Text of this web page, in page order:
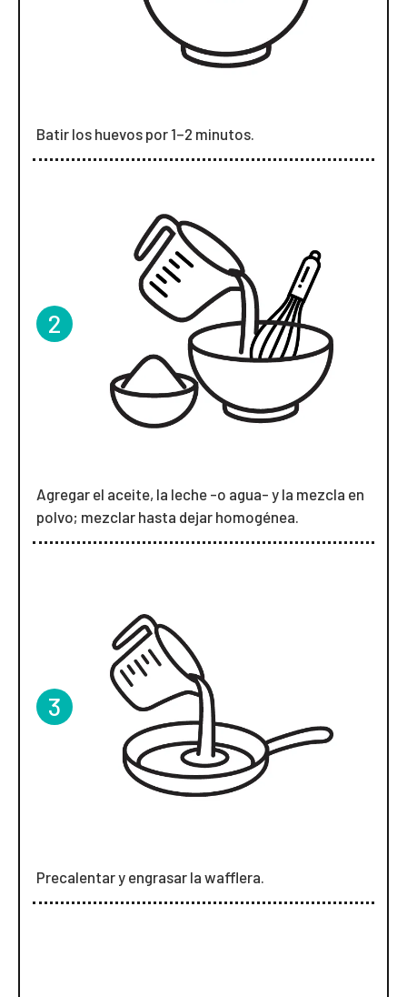
Batir los huevos por 1–2 minutos.
2
Agregar el aceite, la leche -o agua- y la mezcla en
polvo; mezclar hasta dejar homogénea.
3
Precalentar y engrasar la wafflera.